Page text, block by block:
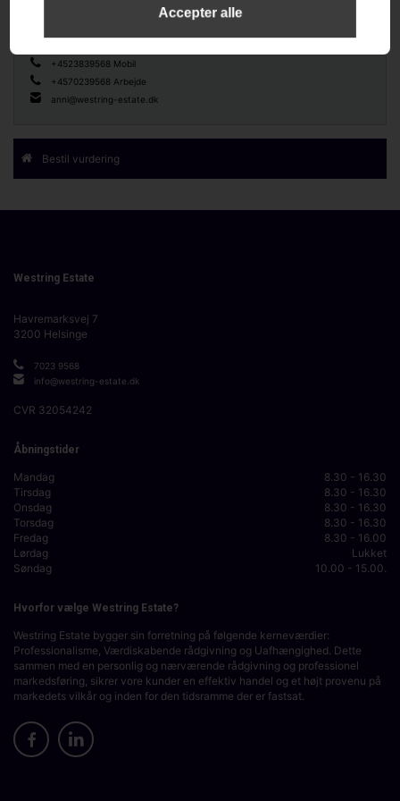
Ejendommens grundareal er 15.000 kvm der primært er have, men også
en lille mark med god mulighed for en stor køkkenhave og blomsterhave,
men også med plads til et par heste.
Ejendommen er beliggende ved Annisse i Gribskov Kommune, kun 5 km
Indehaver, Ejendomsmægler og Valuar
+4523839568 Mobil
+4570239568 Arbejde
anni@westring-estate.dk
Bestil vurdering
Westring Estate
Havremarksvej 7
3200 Helsinge
7023 9568
info@westring-estate.dk
CVR 32054242
Åbningstider
Mandag
8.30 - 16.30
Tirsdag
8.30 - 16.30
Onsdag
8.30 - 16.30
Torsdag
8.30 - 16.30
Fredag
8.30 - 16.00
Lørdag
Lukket
Søndag
10.00 - 15.00.
Hvorfor vælge Westring Estate?
Westring Estate bygger sin forretning på følgende kerneværdier:
Professionalisme, Værdiskabende rådgivning og Uafhængighed. Dette
sammen med en personlig og nærværende rådgivning og professionel
markedsføring, sikrer vore kunder en effektiv handel og et højt provenu på
markedets vilkår og inden for den tidsramme der er fastsat.